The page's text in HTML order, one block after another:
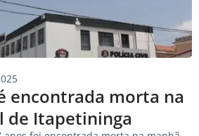
encontrada morta na
de Itapetininga